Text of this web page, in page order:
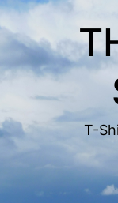
Zum
Inhalt
springen
T-